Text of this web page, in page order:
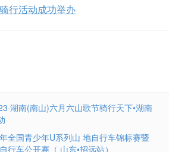
行活动成功举办
湖南(南山)六月六山歌节骑行天下•湖南
全国青少年U系列山 地自行车锦标赛暨
行车公开赛（ 山东•招远站）